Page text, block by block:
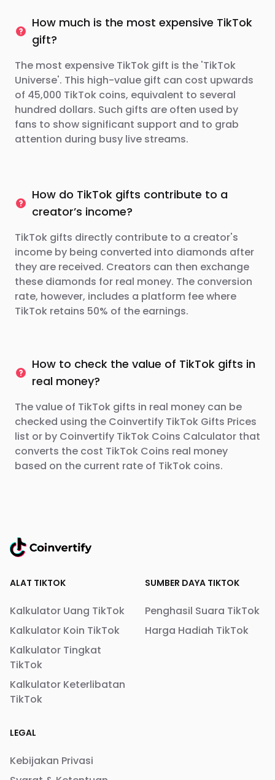
How much is the most expensive TikTok
gift?
The most expensive TikTok gift is the 'TikTok
Universe'. This high-value gift can cost upwards
of 45,000 TikTok coins, equivalent to several
hundred dollars. Such gifts are often used by
fans to show significant support and to grab
attention during busy live streams.
How do TikTok gifts contribute to a
creator’s income?
TikTok gifts directly contribute to a creator's
income by being converted into diamonds after
they are received. Creators can then exchange
these diamonds for real money. The conversion
rate, however, includes a platform fee where
TikTok retains 50% of the earnings.
How to check the value of TikTok gifts in
real money?
The value of TikTok gifts in real money can be
checked using the Coinvertify TikTok Gifts Prices
list or by Coinvertify TikTok Coins Calculator that
converts the cost TikTok Coins real money
based on the current rate of TikTok coins.
ALAT TIKTOK
Kalkulator Uang TikTok
Kalkulator Koin TikTok
Kalkulator Tingkat
TikTok
Kalkulator Keterlibatan
TikTok
SUMBER DAYA TIKTOK
Penghasil Suara TikTok
Harga Hadiah TikTok
LEGAL
Kebijakan Privasi